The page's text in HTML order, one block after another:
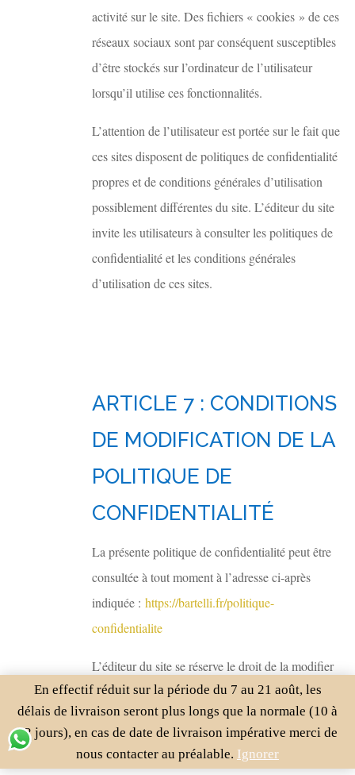
En effectif réduit sur la période du 7 au 21 août, les
délais de livraison seront plus longs que la normale (10 à
12 jours), en cas de date de livraison impérative merci de
nous contacter au préalable. Ignorer
activité sur le site. Des fichiers « cookies » de ces
réseaux sociaux sont par conséquent susceptibles
d’être stockés sur l’ordinateur de l’utilisateur
lorsqu’il utilise ces fonctionnalités.
L’attention de l’utilisateur est portée sur le fait que
ces sites disposent de politiques de confidentialité
propres et de conditions générales d’utilisation
possiblement différentes du site. L’éditeur du site
invite les utilisateurs à consulter les politiques de
confidentialité et les conditions générales
d’utilisation de ces sites.
ARTICLE 7 : CONDITIONS
DE MODIFICATION DE LA
POLITIQUE DE
CONFIDENTIALITÉ
La présente politique de confidentialité peut être
consultée à tout moment à l’adresse ci-après
indiquée : https://bartelli.fr/politique-
confidentialite
L’éditeur du site se réserve le droit de la modifier
afin de garantir sa conformité avec le droit en
vigueur.
Par conséquent, l’utilisateur est invité à venir